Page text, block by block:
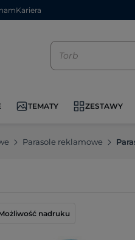
Kariera
TEMATY ZESTAWY
Parasole reklamowe
nadruku